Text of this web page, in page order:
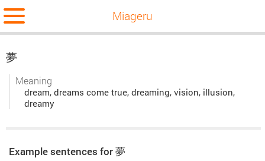
Miageru
夢
Meaning
dream, dreams come true, dreaming, vision, illusion,
dreamy
Example sentences for 夢